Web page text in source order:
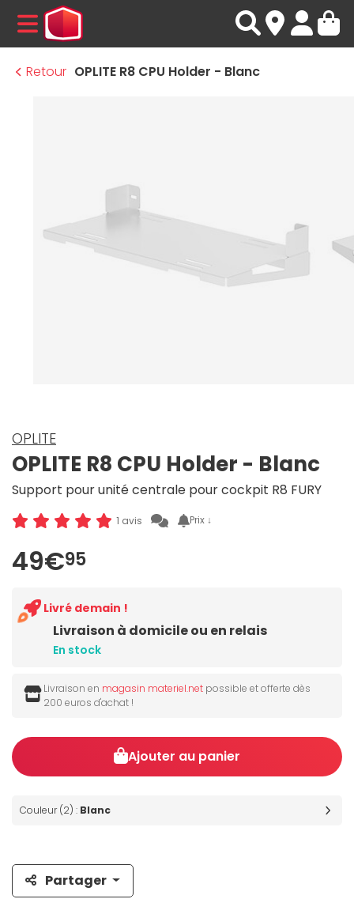
MENU
Retour OPLITE R8 CPU Holder - Blanc
OPLITE
OPLITE R8 CPU Holder - Blanc
Support pour unité centrale pour cockpit R8 FURY
1 avis Prix ↓
49€95
Livraison à domicile ou en relais
En stock
Livré demain !
Livraison en magasin materiel.net possible et offerte dès
200 euros d'achat !
Ajouter au panier
Couleur (2) : Blanc
Partager